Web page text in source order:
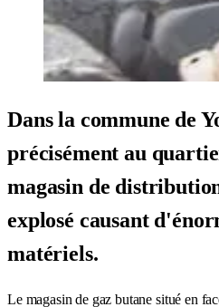
Dans la commune de
précisément au
magasin de
explosé causant
matériels.
Le magasin de gaz butane situé en